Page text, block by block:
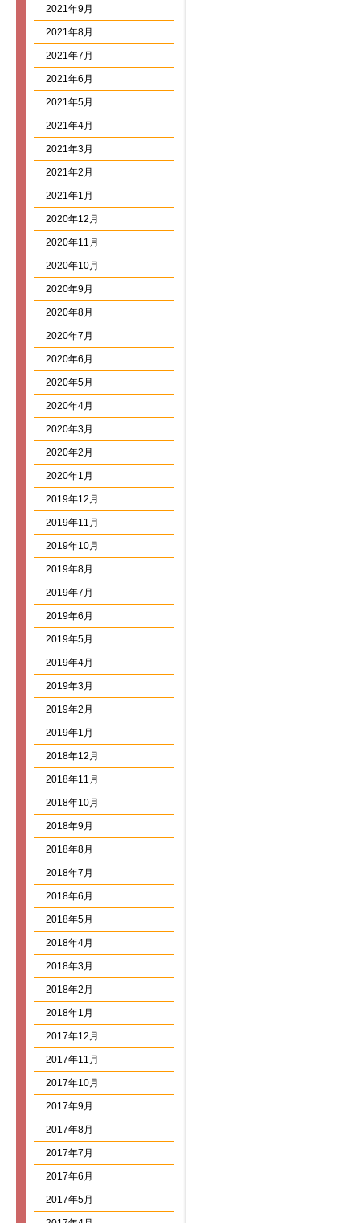
2021年9月
2021年8月
2021年7月
2021年6月
2021年5月
2021年4月
2021年3月
2021年2月
2021年1月
2020年12月
2020年11月
2020年10月
2020年9月
2020年8月
2020年7月
2020年6月
2020年5月
2020年4月
2020年3月
2020年2月
2020年1月
2019年12月
2019年11月
2019年10月
2019年8月
2019年7月
2019年6月
2019年5月
2019年4月
2019年3月
2019年2月
2019年1月
2018年12月
2018年11月
2018年10月
2018年9月
2018年8月
2018年7月
2018年6月
2018年5月
2018年4月
2018年3月
2018年2月
2018年1月
2017年12月
2017年11月
2017年10月
2017年9月
2017年8月
2017年7月
2017年6月
2017年5月